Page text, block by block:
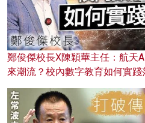
鄭俊傑校長X陳穎華主任：航天
來潮流？校內數字教育如何實踐